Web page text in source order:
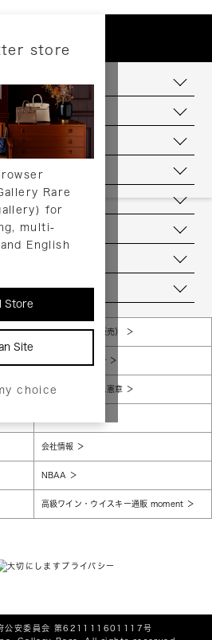
store
Rare
for
multi-
English
Store
Site
choice
販売規約（店頭販売）
個人情報保護方針
コンプライアンス憲章
会社情報
NBAA
高級ワイン・ウイスキー通販 moment
公安委員会 第621111601117号